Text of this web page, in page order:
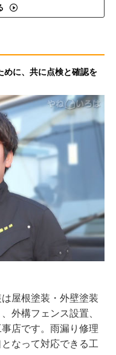
めに、共に点検と確認を
屋根塗装・外壁塗装
外構フェンス設置、
店です。雨漏り修理
なって対応できる工